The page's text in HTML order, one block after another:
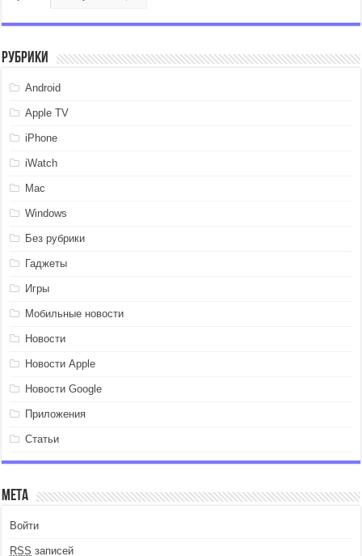
Рубрики
Android
Apple TV
iPhone
iWatch
Mac
Windows
Без рубрики
Гаджеты
Игры
Мобильные новости
Новости
Новости Apple
Новости Google
Приложения
Статьи
Мета
Войти
RSS записей